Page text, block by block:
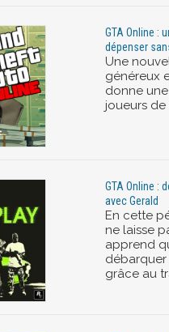
GTA Online :
dépenser
Une
généreux
donne
joueurs de
GTA Online :
avec Gerald
En cette
ne laisse
apprend
grâce au